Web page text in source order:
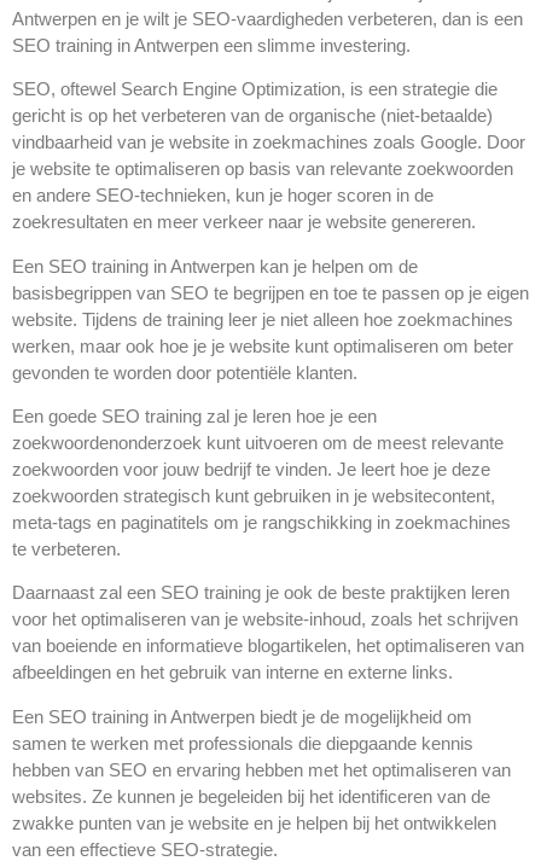
Antwerpen en je wilt je SEO-vaardigheden verbeteren, dan is een
SEO training in Antwerpen een slimme investering.
SEO, oftewel Search Engine Optimization, is een strategie die
gericht is op het verbeteren van de organische (niet-betaalde)
vindbaarheid van je website in zoekmachines zoals Google. Door
je website te optimaliseren op basis van relevante zoekwoorden
en andere SEO-technieken, kun je hoger scoren in de
zoekresultaten en meer verkeer naar je website genereren.
Een SEO training in Antwerpen kan je helpen om de
basisbegrippen van SEO te begrijpen en toe te passen op je eigen
website. Tijdens de training leer je niet alleen hoe zoekmachines
werken, maar ook hoe je je website kunt optimaliseren om beter
gevonden te worden door potentiële klanten.
Een goede SEO training zal je leren hoe je een
zoekwoordenonderzoek kunt uitvoeren om de meest relevante
zoekwoorden voor jouw bedrijf te vinden. Je leert hoe je deze
zoekwoorden strategisch kunt gebruiken in je websitecontent,
meta-tags en paginatitels om je rangschikking in zoekmachines
te verbeteren.
Daarnaast zal een SEO training je ook de beste praktijken leren
voor het optimaliseren van je website-inhoud, zoals het schrijven
van boeiende en informatieve blogartikelen, het optimaliseren van
afbeeldingen en het gebruik van interne en externe links.
Een SEO training in Antwerpen biedt je de mogelijkheid om
samen te werken met professionals die diepgaande kennis
hebben van SEO en ervaring hebben met het optimaliseren van
websites. Ze kunnen je begeleiden bij het identificeren van de
zwakke punten van je website en je helpen bij het ontwikkelen
van een effectieve SEO-strategie.